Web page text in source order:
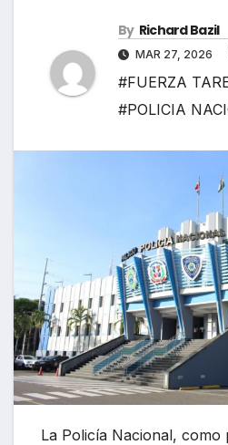
By Richard Bazil
MAR 27, 2026
#FUERZA
#POLICIA
La Policía Nacional, como